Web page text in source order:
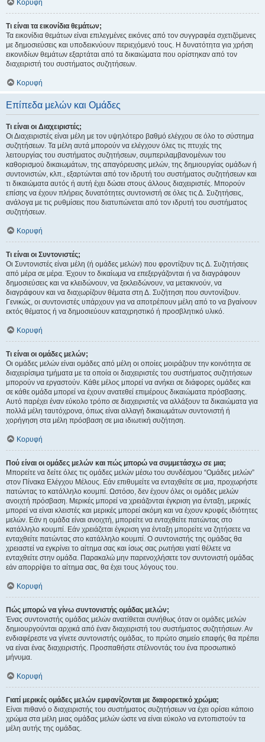
Κορυφή
Τι είναι τα εικονίδια θεμάτων;
Τα εικονίδια θεμάτων είναι επιλεγμένες εικόνες από τον συγγραφέα σχετιζόμενες
με δημοσιεύσεις και υποδεικνύουν περιεχόμενό τους. Η δυνατότητα για χρήση
εικονιδίων θεμάτων εξαρτάται από τα δικαιώματα που ορίστηκαν από τον
διαχειριστή του συστήματος συζητήσεων.
Κορυφή
Επίπεδα μελών και Ομάδες
Τι είναι οι Διαχειριστές;
Οι Διαχειριστές είναι μέλη με τον υψηλότερο βαθμό ελέγχου σε όλο το σύστημα
συζητήσεων. Τα μέλη αυτά μπορούν να ελέγχουν όλες τις πτυχές της
λειτουργίας του συστήματος συζητήσεων, συμπεριλαμβανομένων του
καθορισμού δικαιωμάτων, της απαγόρευσης μελών, της δημιουργίας ομάδων ή
συντονιστών, κλπ., εξαρτώνται από τον ιδρυτή του συστήματος συζητήσεων και
τι δικαιώματα αυτός ή αυτή έχει δώσει στους άλλους διαχειριστές. Μπορούν
επίσης να έχουν πλήρεις δυνατότητες συντονιστή σε όλες τις Δ. Συζητήσεις,
ανάλογα με τις ρυθμίσεις που διατυπώνεται από τον ιδρυτή του συστήματος
συζητήσεων.
Κορυφή
Τι είναι οι Συντονιστές;
Οι Συντονιστές είναι μέλη (ή ομάδες μελών) που φροντίζουν τις Δ. Συζητήσεις
από μέρα σε μέρα. Έχουν το δικαίωμα να επεξεργάζονται ή να διαγράφουν
δημοσιεύσεις και να κλειδώνουν, να ξεκλειδώνουν, να μετακινούν, να
διαγράφουν και να διαχωρίζουν θέματα στη Δ. Συζήτηση που συντονίζουν.
Γενικώς, οι συντονιστές υπάρχουν για να αποτρέπουν μέλη από το να βγαίνουν
εκτός θέματος ή να δημοσιεύουν καταχρηστικό ή προσβλητικό υλικό.
Κορυφή
Τι είναι οι ομάδες μελών;
Οι ομάδες μελών είναι ομάδες από μέλη οι οποίες μοιράζουν την κοινότητα σε
διαχειρίσιμα τμήματα με τα οποία οι διαχειριστές του συστήματος συζητήσεων
μπορούν να εργαστούν. Κάθε μέλος μπορεί να ανήκει σε διάφορες ομάδες και
σε κάθε ομάδα μπορεί να έχουν ανατεθεί επιμέρους δικαιώματα πρόσβασης.
Αυτό παρέχει έναν εύκολο τρόπο σε διαχειριστές να αλλάξουν τα δικαιώματα για
πολλά μέλη ταυτόχρονα, όπως είναι αλλαγή δικαιωμάτων συντονιστή ή
χορήγηση στα μέλη πρόσβαση σε μια ιδιωτική συζήτηση.
Κορυφή
Πού είναι οι ομάδες μελών και πώς μπορώ να συμμετάσχω σε μια;
Μπορείτε να δείτε όλες τις ομάδες μελών μέσω του συνδέσμου “Ομάδες μελών”
στον Πίνακα Ελέγχου Μέλους. Εάν επιθυμείτε να ενταχθείτε σε μια, προχωρήστε
πατώντας το κατάλληλο κουμπί. Ωστόσο, δεν έχουν όλες οι ομάδες μελών
ανοιχτή πρόσβαση. Μερικές μπορεί να χρειάζονται έγκριση για ένταξη, μερικές
μπορεί να είναι κλειστές και μερικές μπορεί ακόμη και να έχουν κρυφές ιδιότητες
μελών. Εάν η ομάδα είναι ανοιχτή, μπορείτε να ενταχθείτε πατώντας στο
κατάλληλο κουμπί. Εάν χρειάζεται έγκριση για ένταξη μπορείτε να ζητήσετε να
ενταχθείτε πατώντας στο κατάλληλο κουμπί. Ο συντονιστής της ομάδας θα
χρειαστεί να εγκρίνει το αίτημα σας και ίσως σας ρωτήσει γιατί θέλετε να
ενταχθείτε στην ομάδα. Παρακαλώ μην παρενοχλήσετε τον συντονιστή ομάδας
εάν απορρίψει το αίτημα σας, θα έχει τους λόγους του.
Κορυφή
Πώς μπορώ να γίνω συντονιστής ομάδας μελών;
Ένας συντονιστής ομάδας μελών ανατίθεται συνήθως όταν οι ομάδες μελών
δημιουργούνται αρχικά από έναν διαχειριστή του συστήματος συζητήσεων. Αν
ενδιαφέρεστε να γίνετε συντονιστής ομάδας, το πρώτο σημείο επαφής θα πρέπει
να είναι ένας διαχειριστής. Προσπαθήστε στέλνοντάς του ένα προσωπικό
μήνυμα.
Κορυφή
Γιατί μερικές ομάδες μελών εμφανίζονται με διαφορετικό χρώμα;
Είναι πιθανό ο διαχειριστής του συστήματος συζητήσεων να έχει ορίσει κάποιο
χρώμα στα μέλη μιας ομάδας μελών ώστε να είναι εύκολο να εντοπιστούν τα
μέλη αυτής της ομάδας.